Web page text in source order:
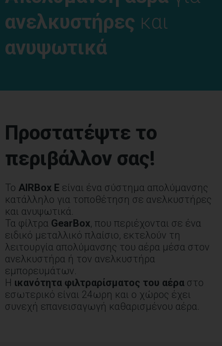
ανελκυστήρες και
ανυψωτικά
Προστατέψτε το
περιβάλλον σας!
Το AIRBox E είναι ένα σύστημα απολύμανσης
κατάλληλο για τοποθέτηση σε ανελκυστήρες
και ανυψωτικά.
Τα φίλτρα GearBox, που περιέχονται σε ένα
ειδικό μεταλλικό πλαίσιο, εκτελούν τη
λειτουργία απολύμανσης του αέρα μέσα στον
ανελκυστήρα ή τον ανελκυστήρα
εμπορευμάτων.
Η ικανότητα φιλτραρίσματος του αέρα στο
εσωτερικό είναι 24ωρη και ο χώρος έχει
συνεχή επανεισαγωγή καθαρισμένου αέρα.